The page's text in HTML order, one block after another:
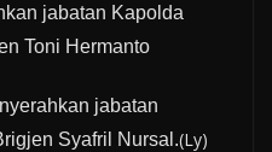
jabatan Kapolda
Toni Hermanto
jabatan
Syafril Nursal.(Ly)